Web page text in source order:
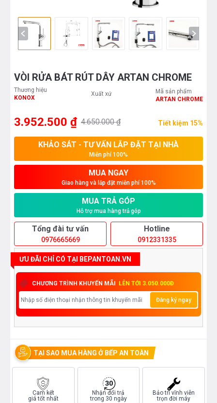
VÒI RỬA BÁT RÚT DÂY ARTAN CHROME
Thương hiệu
KONOX
Xuất xứ
Mã sản phẩm
ARTAN CHROME
3.952.500 ₫ 4.650.000 ₫ Tiết kiệm 15%
KHẢO SÁT - TƯ VẤN LẮP ĐẶT TẠI NHÀ
Miễn phí 100%
MUA NGAY
Giao hàng và lắp đặt miễn phí 100%
MUA TRẢ GÓP
Hỗ trợ mua hàng trả góp
Tổng đài tư vấn
0976665669
Hotline
0912331335
ƯU ĐÃI CHỈ CÓ TẠI BEPANTOAN.VN
CHƯƠNG TRÌNH KHUYẾN MÃI LÊN TỚI 3.050.000Đ
Đăng ký ngay
TẠI SAO MUA HÀNG Ở BẾP AN TOÀN
Cam kết
giá tốt nhất
Nhận đổi trả
trong 30 ngày
Bảo trì vĩnh viễn
trọn đời máy